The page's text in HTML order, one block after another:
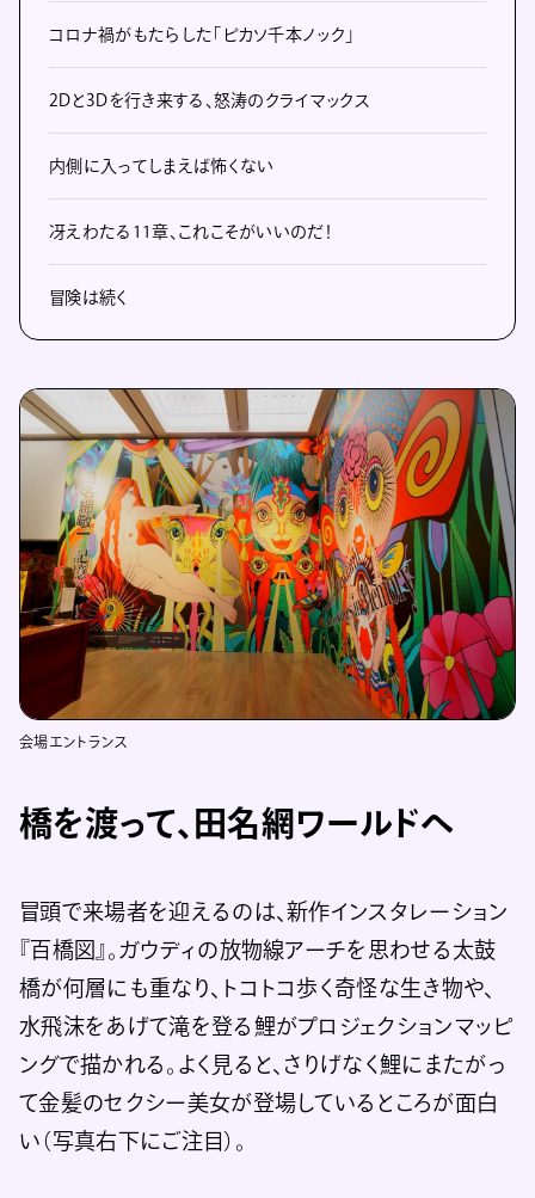
コロナ禍がもたらした「ピカソ千本ノック」
2Dと3Dを行き来する、怒涛のクライマックス
内側に入ってしまえば怖くない
冴えわたる11章、これこそがいいのだ！
冒険は続く
会場エントランス
橋を渡って、田名網ワールドへ
冒頭で来場者を迎えるのは、新作インスタレーション
『百橋図』。ガウディの放物線アーチを思わせる太鼓
橋が何層にも重なり、トコトコ歩く奇怪な生き物や、
水飛沫をあげて滝を登る鯉がプロジェクションマッピ
ングで描かれる。よく見ると、さりげなく鯉にまたがっ
て金髪のセクシー美女が登場しているところが面白
い（写真右下にご注目）。